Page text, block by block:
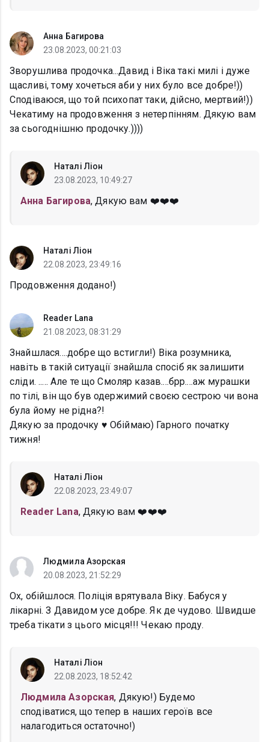
Анна Багирова
23.08.2023, 00:21:03
Зворушлива продочка...Давид і Віка такі милі і дуже
щасливі, тому хочеться аби у них було все добре!))
Сподіваюся, що той психопат таки, дійсно, мертвий!))
Чекатиму на продовження з нетерпінням. Дякую вам
за сьогоднішню продочку.))))
Наталі Ліон
23.08.2023, 10:49:27
Анна Багирова, Дякую вам ❤️❤️❤️
Наталі Ліон
22.08.2023, 23:49:16
Продовження додано!)
Reader Lana
21.08.2023, 08:31:29
Знайшлася....добре що встигли!) Віка розумника,
навіть в такій ситуації знайшла спосіб як залишити
сліди. ..... Але те що Смоляр казав....брр....аж мурашки
по тілі, він що був одержимий своєю сестрою чи вона
була йому не рідна?!
Дякую за продочку ♥ Обіймаю) Гарного початку
тижня!
Наталі Ліон
22.08.2023, 23:49:07
Reader Lana, Дякую вам ❤️❤️❤️
Людмила Азорская
20.08.2023, 21:52:29
Ох, обійшлося. Поліція врятувала Віку. Бабуся у
лікарні. З Давидом усе добре. Як де чудово. Швидше
треба тікати з цього місця!!! Чекаю проду.
Наталі Ліон
22.08.2023, 18:52:42
Людмила Азорская, Дякую!) Будемо
сподіватися, що тепер в наших героїв все
налагодиться остаточно!)